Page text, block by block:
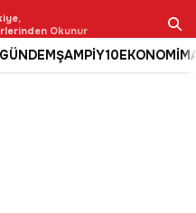
Okunur
GÜNDEMŞAMPİY10EKONOMİ
Ara